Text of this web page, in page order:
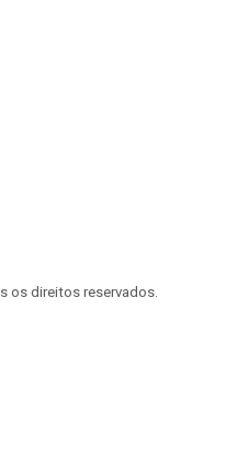
os direitos reservados.